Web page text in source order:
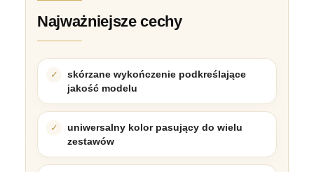
Najważniejsze cechy
skórzane wykończenie podkreślające
jakość modelu
uniwersalny kolor pasujący do wielu
zestawów